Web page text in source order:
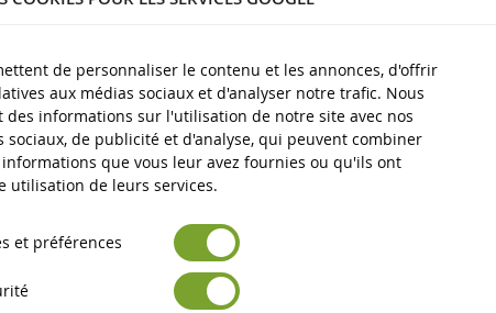
de personnaliser le contenu et les annonces, d'offrir
aux médias sociaux et d'analyser notre trafic. Nous
des informations sur l'utilisation de notre site avec nos
sociaux, de publicité et d'analyse, qui peuvent combiner
que vous leur avez fournies ou qu'ils ont
utilisation de leurs services.
et préférences